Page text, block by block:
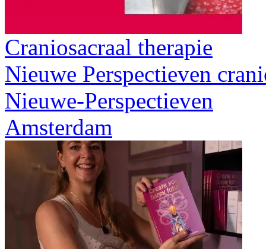
Craniosacraal therapie
Nieuwe Perspectieven
Nieuwe-Perspectieven
Amsterdam